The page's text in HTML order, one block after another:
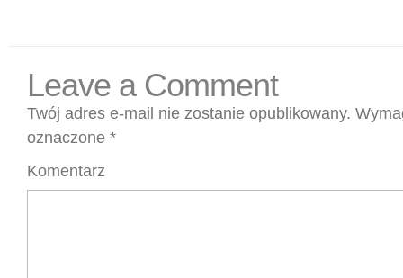
Leave a Comment
Twój adres e-mail nie zostanie opublikowany.
oznaczone *
Komentarz